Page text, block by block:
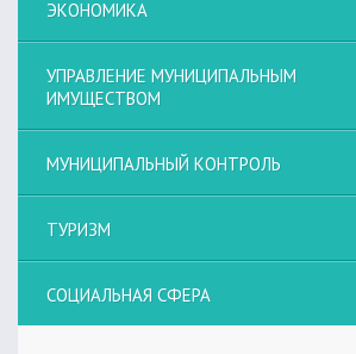
ЭКОНОМИКА
УПРАВЛЕНИЕ МУНИЦИПАЛЬНЫМ
ИМУЩЕСТВОМ
МУНИЦИПАЛЬНЫЙ КОНТРОЛЬ
ТУРИЗМ
СОЦИАЛЬНАЯ СФЕРА